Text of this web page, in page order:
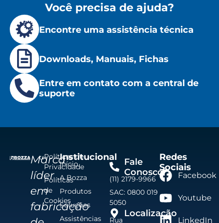
Você precisa de ajuda?
Encontre uma assistência técnica
Downloads, Manuais, Fichas
Entre em contato com a central de
suporte
Marca
líder
em
fabricação
Políticas de
Privacidade
Políticas
de
Cookies
Institucional
Início
A Bozza
Produtos
Soluções
Assistências
Localização
Rua
Fale
Conosco
(11) 2179-9966
SAC: 0800 019
5050
Redes
Sociais
Facebook
Youtube
LinkedIn